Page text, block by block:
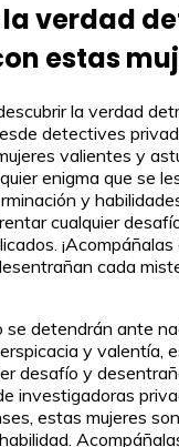
verdad
estas
la verdad
detectives
valientes y
enigma que se
y
cualquier
cada
se detendrán ante
y valentía,
desafío y
investigadoras
estas mujeres